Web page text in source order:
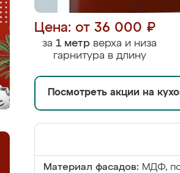
Цена: от 36 000 ₽
за 1 метр верха и низа
гарнитура в длину
Посмотреть акции на
Материал фасадов: МДФ,